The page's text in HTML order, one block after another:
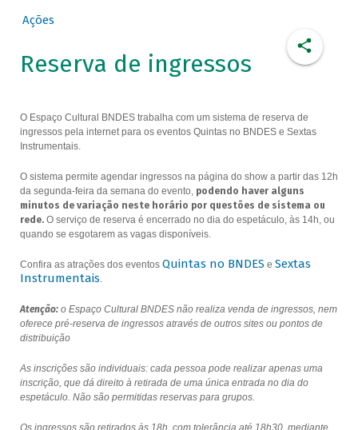
Ações
Reserva de ingressos
O Espaço Cultural BNDES trabalha com um sistema de reserva de
ingressos pela internet para os eventos Quintas no BNDES e Sextas
Instrumentais.
O sistema permite agendar ingressos na página do show a partir das 12h
da segunda-feira da semana do evento, podendo haver alguns
minutos de variação neste horário por questões de sistema ou
rede.O serviço de reserva é encerrado no dia do espetáculo, às 14h, ou
quando se esgotarem as vagas disponíveis.
Confira as atrações dos eventos Quintas no BNDES e Sextas
Instrumentais.
Atenção:o Espaço Cultural BNDES não realiza venda de ingressos, nem
oferece pré-reserva de ingressos através de outros sites ou pontos de
distribuição
As inscrições são individuais: cada pessoa pode realizar apenas uma
inscrição, que dá direito à retirada de uma única entrada no dia do
espetáculo. Não são permitidas reservas para grupos.